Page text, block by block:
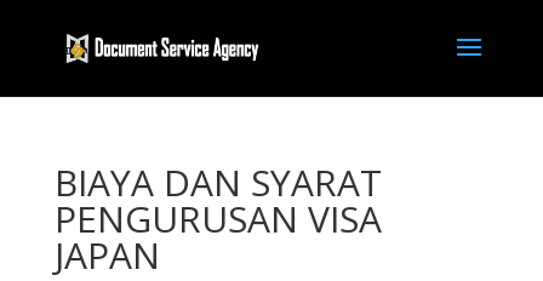
BIAYA DAN SYARAT
PENGURUSAN VISA
JAPAN